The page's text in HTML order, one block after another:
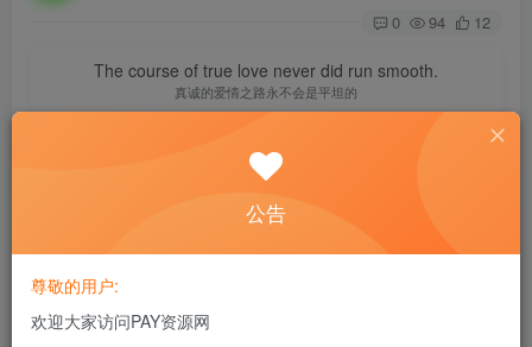
0 94 12
The course of true love never did run smooth.
真诚的爱情之路永不会是平坦的
公告
尊敬的用户:
欢迎大家访问PAY资源网